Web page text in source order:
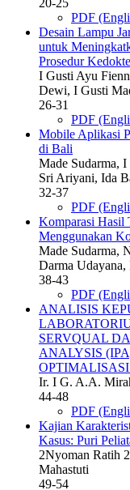
20-25
PDF
Desain Lampu
untuk
Prosedur
I Gusti Ayu
Dewi, I Gusti
26-31
PDF
Mobile Aplikasi
di Bali
Made Sudarma,
Sri Ariyani, Ida
32-37
PDF
Komparasi Hasil
Menggunakan
Made Sudarma,
Darma Udayana,
38-43
PDF
ANALISIS
SERVQUAL
ANALYSIS
Ir. I G. A.A.
44-48
PDF
Kajian
Kasus: Puri
2Nyoman Ratih
Mahastuti
49-54